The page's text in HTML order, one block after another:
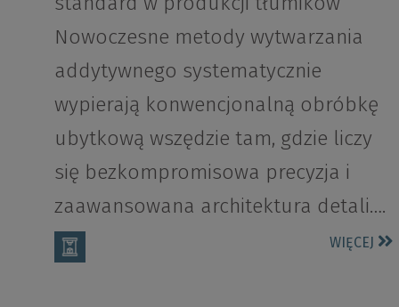
Nowoczesne metody wytwarzania
addytywnego systematycznie
wypierają konwencjonalną obróbkę
ubytkową wszędzie tam, gdzie liczy
się bezkompromisowa precyzja i
zaawansowana architektura detali….
WIĘCEJ